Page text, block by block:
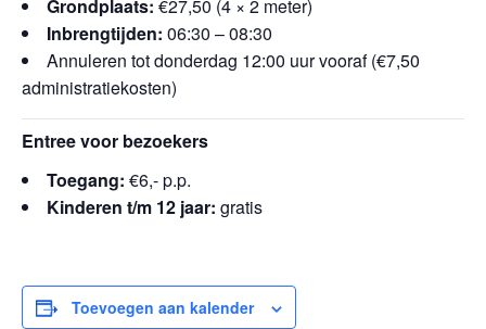
Grondplaats: €27,50 (4 × 2 meter)
Inbrengtijden: 06:30 – 08:30
Annuleren tot donderdag 12:00 uur vooraf (€7,50
administratiekosten)
Entree voor bezoekers
Toegang: €6,- p.p.
Kinderen t/m 12 jaar: gratis
Toevoegen aan kalender